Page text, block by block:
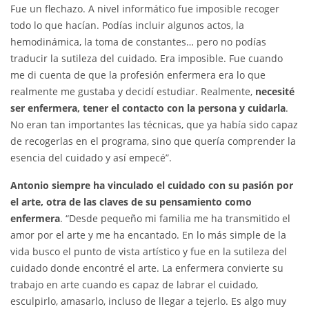
Fue un flechazo. A nivel informático fue imposible recoger
todo lo que hacían. Podías incluir algunos actos, la
hemodinámica, la toma de constantes… pero no podías
traducir la sutileza del cuidado. Era imposible. Fue cuando
me di cuenta de que la profesión enfermera era lo que
realmente me gustaba y decidí estudiar. Realmente, necesité
ser enfermera, tener el contacto con la persona y cuidarla.
No eran tan importantes las técnicas, que ya había sido capaz
de recogerlas en el programa, sino que quería comprender la
esencia del cuidado y así empecé”.
Antonio siempre ha vinculado el cuidado con su pasión por
el arte, otra de las claves de su pensamiento como
enfermera. “Desde pequeño mi familia me ha transmitido el
amor por el arte y me ha encantado. En lo más simple de la
vida busco el punto de vista artístico y fue en la sutileza del
cuidado donde encontré el arte. La enfermera convierte su
trabajo en arte cuando es capaz de labrar el cuidado,
esculpirlo, amasarlo, incluso de llegar a tejerlo. Es algo muy